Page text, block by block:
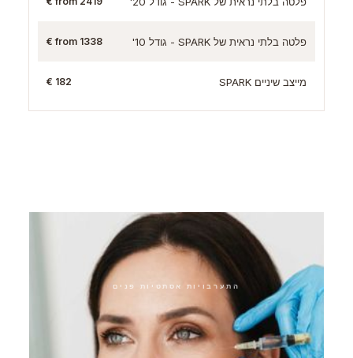
פלטה בלתי נראית של SPARK - גודל 10' from 1338 €
מייצב שיניים SPARK 182 €
הטיפולים הנוספים שלנו
התערבויות אסתטיות פנים